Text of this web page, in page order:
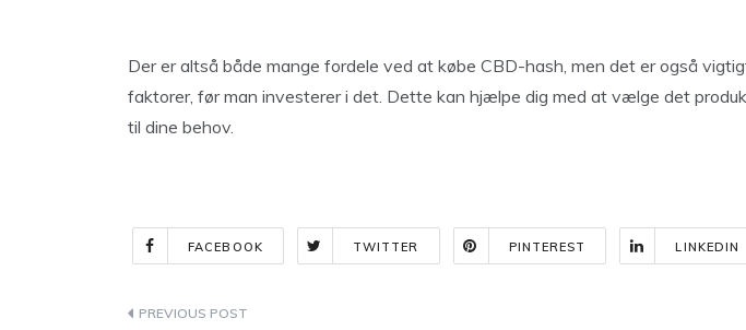
Der er altså både mange fordele ved at købe CBD-hash, men det er også
faktorer, før man investerer i det. Dette kan hjælpe dig med at vælge det
til dine behov.
FACEBOOK TWITTER PINTEREST LINKEDIN
Indlægsnavigation